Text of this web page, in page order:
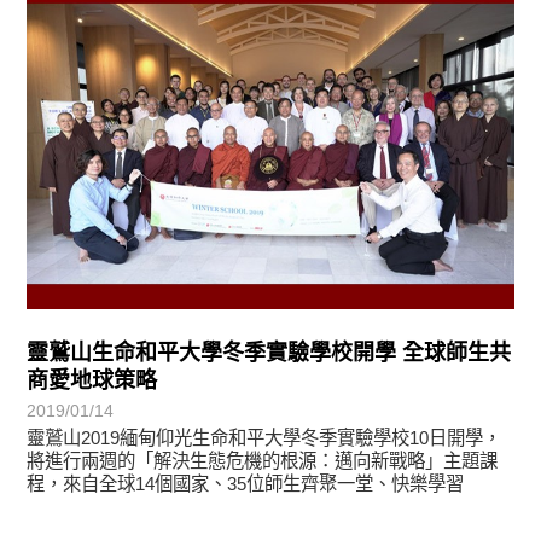
靈鷲山生命和平大學冬季實驗學校開學 全球師生共
商愛地球策略
2019/01/14
靈鷲山2019緬甸仰光生命和平大學冬季實驗學校10日開學，
將進行兩週的「解決生態危機的根源：邁向新戰略」主題課
程，來自全球14個國家、35位師生齊聚一堂、快樂學習